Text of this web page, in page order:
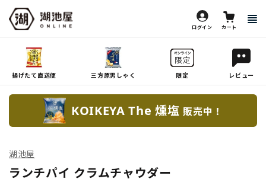
ログイン カート
揚げたて直送便 三方原男しゃく 限定 レビュー
KOIKEYA The 燻塩 販売中！
湖池屋
ランチパイ クラムチャウダー